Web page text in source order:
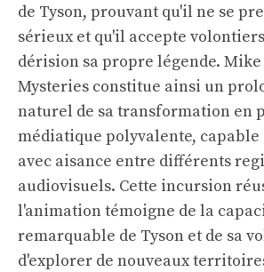
de Tyson, prouvant qu'il ne se
sérieux et qu'il accepte
dérision sa propre légende. Mike
Mysteries constitue ainsi un
naturel de sa transformation en
médiatique polyvalente, capable
avec aisance entre différents
audiovisuels. Cette incursion
l'animation témoigne de la
remarquable de Tyson et de sa
d'explorer de nouveaux